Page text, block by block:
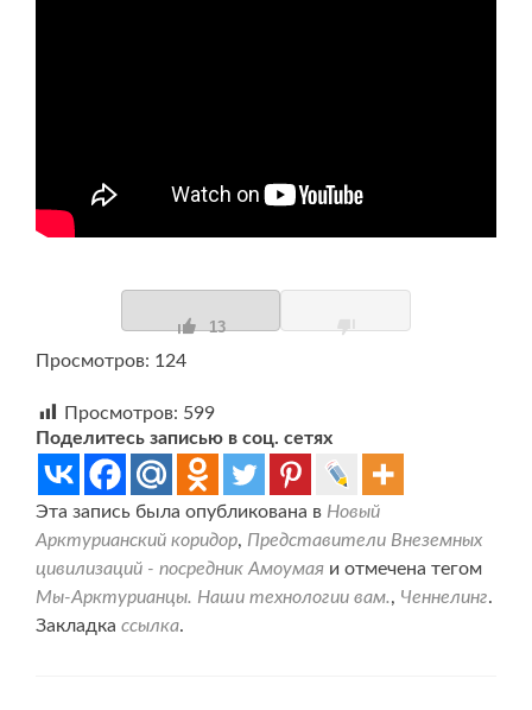
13
Просмотров: 124
Просмотров: 599
Поделитесь записью в соц. сетях
Эта запись была опубликована в Новый
Арктурианский коридор, Представители Внеземных
цивилизаций - посредник Амоумая и отмечена тегом
Мы-Арктурианцы. Наши технологии вам., Ченнелинг.
Закладка ссылка.